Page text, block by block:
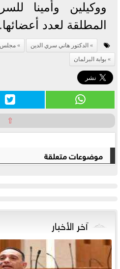
ووكيلين وأمينا
المطلقة لعدد أعضائها.
الدكتور هاني سري الدين مجلس
بوابة البرلمان
⇧
موضوعات متعلقة
آخر الأخبار